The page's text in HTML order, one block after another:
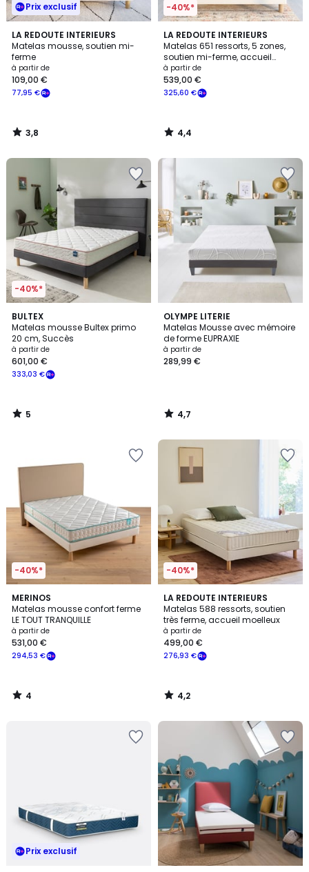
Prix exclusif
LA REDOUTE INTERIEURS
Matelas mousse, soutien mi-
ferme
à partir de
77,95 €
109,00 €
3,8
/ 5
3,8
/
-40%*
LA REDOUTE INTERIEURS
Matelas 651 ressorts, 5 zones,
soutien mi-ferme, accueil
moelleux
à partir de
325,60 €
539,00 €
4,4
/ 5
4,4
/
-40%*
BULTEX
Matelas mousse Bultex primo
20 cm, Succès
à partir de
333,03 €
601,00 €
5
/
5
5
/
OLYMPE LITERIE
Matelas Mousse avec mémoire
de forme EUPRAXIE
à partir de
289,99 €
4,7
/ 5
4,7
/
-40%*
MERINOS
Matelas mousse confort ferme
LE TOUT TRANQUILLE
à partir de
294,53 €
531,00 €
4
/
5
4
/
-40%*
LA REDOUTE INTERIEURS
Matelas 588 ressorts, soutien
très ferme, accueil moelleux
à partir de
276,93 €
499,00 €
4,2
/ 5
4,2
/
Prix exclusif